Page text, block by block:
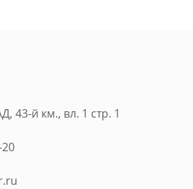
43-й км., вл. 1 стр. 1